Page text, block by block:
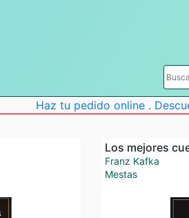
Haz tu pedido online . Descuento
Los mejores
Franz Kafka
Mestas